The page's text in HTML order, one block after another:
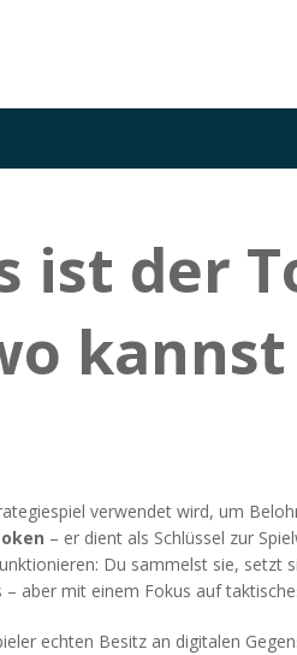
ist der
kannst
verwendet wird, um
– er dient als Schlüssel zur
Du sammelst sie, setzt
aber mit einem Fokus auf
echten Besitz an digitalen